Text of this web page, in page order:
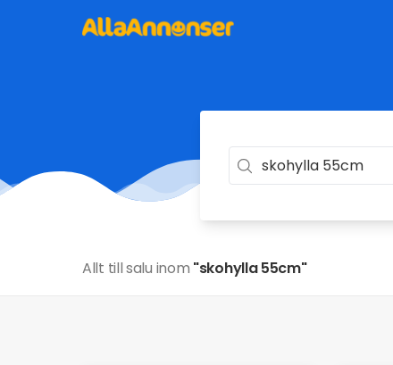
Allt till salu inom "skohylla 55cm"